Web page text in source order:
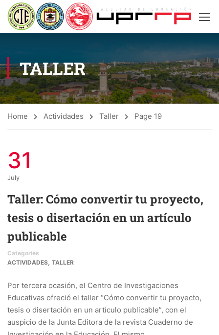
TALLER
Home Actividades Taller Page 19
31
July
Taller: Cómo convertir tu proyecto,
tesis o disertación en un artículo
publicable
Categories
ACTIVIDADES, TALLER
Por tercera ocasión, el Centro de Investigaciones
Educativas ofreció el taller “Cómo convertir tu proyecto,
tesis o disertación en un artículo publicable”, con el
auspicio de la Junta Editora de la revista Cuaderno de